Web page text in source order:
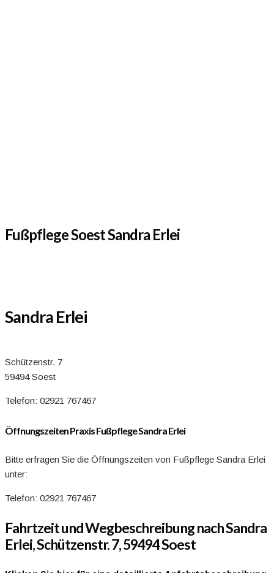
Fußpflege Soest Sandra Erlei
Sandra Erlei
Schützenstr. 7
59494 Soest
Telefon: 02921 767467
Öffnungszeiten Praxis Fußpflege Sandra Erlei
Bitte erfragen Sie die Öffnungszeiten von Fußpflege Sandra Erlei
unter:
Telefon: 02921 767467
Fahrtzeit und Wegbeschreibung nach Sandra
Erlei, Schützenstr. 7, 59494 Soest